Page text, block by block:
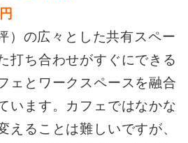
の広々とした共有スペー
打ち合わせがすぐにできる
ェとワークスペースを融合
います。カフェではなかな
えることは難しいですが、